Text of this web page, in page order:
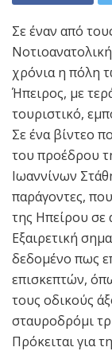
Σε έναν από
χρόνια η πόλη
Ήπειρος, με
τουριστικό,
Σε ένα βίντεο
του προέδρου
Ιωαννίνων
παράγοντες,
της Ηπείρου σε
Εξαιρετική
δεδομένο πως
επισκεπτών,
τους οδικούς
σταυροδρόμι
Πρόκειται για